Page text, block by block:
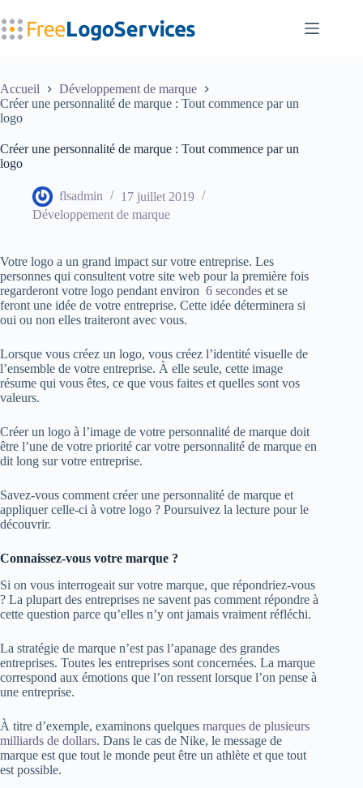
au
contenu
Accueil
Développement de marque
Créer une personnalité de marque : Tout commence par un
logo
Créer une personnalité de marque : Tout commence par un
logo
flsadmin
17 juillet 2019
Développement de marque
Votre logo a un grand impact sur votre entreprise. Les
personnes qui consultent votre site web pour la première fois
regarderont votre logo pendant environ 6 secondes et se
feront une idée de votre entreprise. Cette idée déterminera si
oui ou non elles traiteront avec vous.
Lorsque vous créez un logo, vous créez l’identité visuelle de
l’ensemble de votre entreprise. À elle seule, cette image
résume qui vous êtes, ce que vous faites et quelles sont vos
valeurs.
Créer un logo à l’image de votre personnalité de marque doit
être l’une de votre priorité car votre personnalité de marque en
dit long sur votre entreprise.
Savez-vous comment créer une personnalité de marque et
appliquer celle-ci à votre logo ? Poursuivez la lecture pour le
découvrir.
Connaissez-vous votre marque ?
Si on vous interrogeait sur votre marque, que répondriez-vous
? La plupart des entreprises ne savent pas comment répondre à
cette question parce qu’elles n’y ont jamais vraiment réfléchi.
La stratégie de marque n’est pas l’apanage des grandes
entreprises. Toutes les entreprises sont concernées. La marque
correspond aux émotions que l’on ressent lorsque l’on pense à
une entreprise.
À titre d’exemple, examinons quelques marques de plusieurs
milliards de dollars. Dans le cas de Nike, le message de
marque est que tout le monde peut être un athlète et que tout
est possible.